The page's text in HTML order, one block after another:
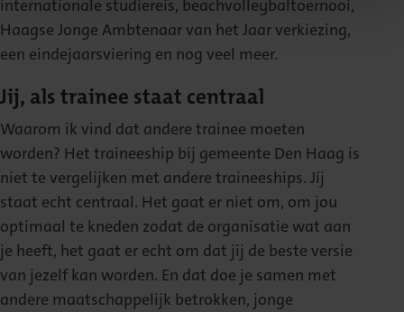
internationale studiereis, beachvolleybaltoernooi,
Haagse Jonge Ambtenaar van het Jaar verkiezing,
een eindejaarsviering en nog veel meer.
Jij, als trainee staat centraal
Waarom ik vind dat andere trainee moeten
worden? Het traineeship bij gemeente Den Haag is
niet te vergelijken met andere traineeships. Jíj
staat echt centraal. Het gaat er niet om, om jou
optimaal te kneden zodat de organisatie wat aan
je heeft, het gaat er echt om dat jij de beste versie
van jezelf kan worden. En dat doe je samen met
andere maatschappelijk betrokken, jonge